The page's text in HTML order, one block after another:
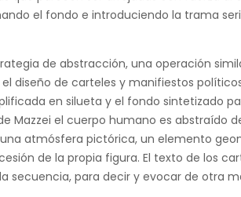
el fondo e introduciendo la trama
de abstracción, una operación
diseño de carteles y manifiestos
en silueta y el fondo sintetizado
Mazzei el cuerpo humano es abstraído
atmósfera pictórica, un elemento
de la propia figura. El texto de los
secuencia, para decir y evocar de otra